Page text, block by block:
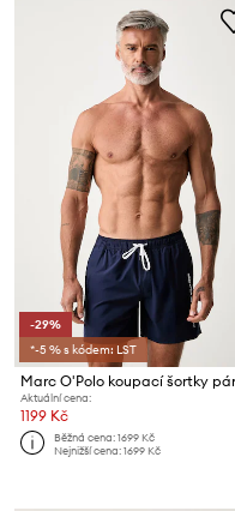
-29%
*-5 % s kódem: LST
Aktuální cena:
1199 Kč
Běžná cena:1699 Kč
Nejnižší cena:1699 Kč